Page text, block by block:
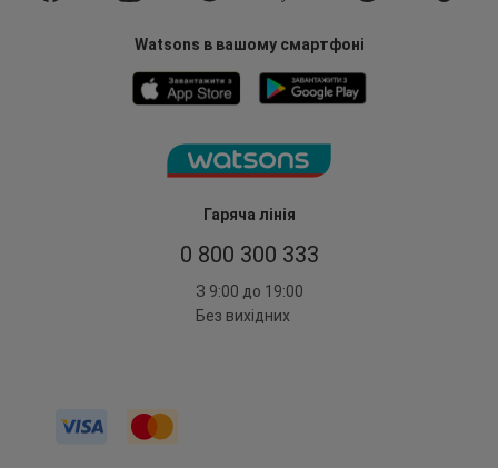
Гаряча лінія
0 800 300 333
З 9:00 до 19:00
Без вихідних
Watsons в вашому смартфоні